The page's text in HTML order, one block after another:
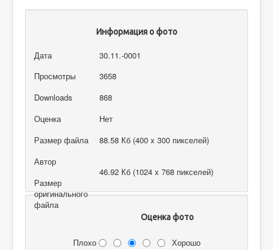
Информация о фото
Дата
30.11.-0001
Просмотры
3658
Downloads
868
Оценка
Нет
Размер файла
88.58 Кб (400 x 300 пикселей)
Автор
Размер
оригинального
файла
46.92 Кб (1024 x 768 пикселей)
Оценка фото
Плохо Хорошо